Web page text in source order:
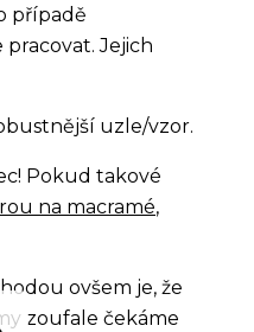
případě
Jejich
uzle/vzor.
Pokud takové
na macramé,
ovšem je, že
zoufale čekáme